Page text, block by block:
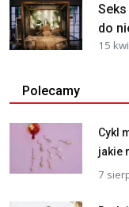
do
15
Polecamy
Cykl
jakie
7